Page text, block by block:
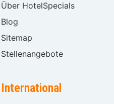
Über HotelSpecials
Blog
Sitemap
Stellenangebote
International